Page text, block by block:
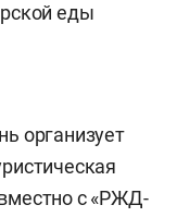
еды
организует
с «РЖД-